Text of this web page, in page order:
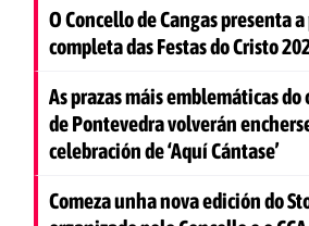
O Concello de Cangas presenta
completa das Festas do Cristo
As prazas máis emblemáticas
de Pontevedra volverán
celebración de ‘Aquí Cántase’
Comeza unha nova edición do